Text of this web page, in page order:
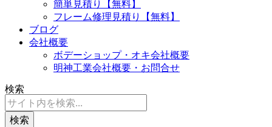
簡単見積り【無料】
フレーム修理見積り【無料】
ブログ
会社概要
ボデーショップ・オキ会社概要
明神工業会社概要・お問合せ
検索
検索